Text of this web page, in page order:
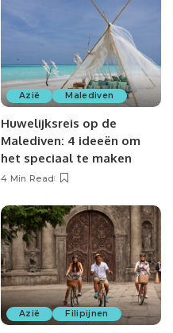
Azië Malediven
Huwelijksreis op de
Malediven: 4 ideeën om
het speciaal te maken
4 Min Read
Azië Filipijnen